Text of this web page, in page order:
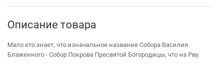
Описание товара
Мало кто знает, что изначальное название Собора Василия
Блаженного - Собор Покрова Пресвятой Богородицы, что на Рву.